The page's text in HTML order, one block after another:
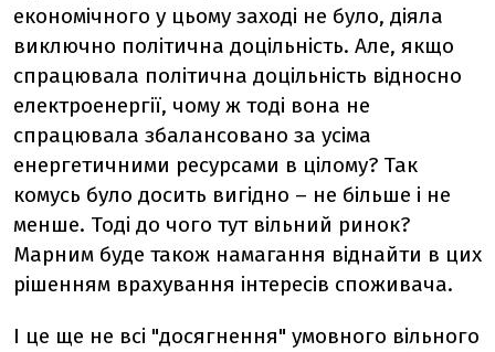
економічного у цьому заході не було, діяла
виключно політична доцільність. Але, якщо
спрацювала політична доцільність відносно
електроенергії, чому ж тоді вона не
спрацювала збалансовано за усіма
енергетичними ресурсами в цілому? Так
комусь було досить вигідно – не більше і не
менше. Тоді до чого тут вільний ринок?
Марним буде також намагання віднайти в цих
рішенням врахування інтересів споживача.
І це ще не всі "досягнення" умовного вільного